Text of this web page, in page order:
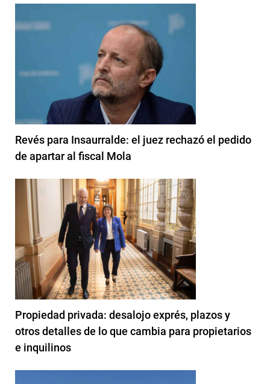
Revés para Insaurralde: el juez rechazó el pedido
de apartar al fiscal Mola
Propiedad privada: desalojo exprés, plazos y
otros detalles de lo que cambia para propietarios
e inquilinos